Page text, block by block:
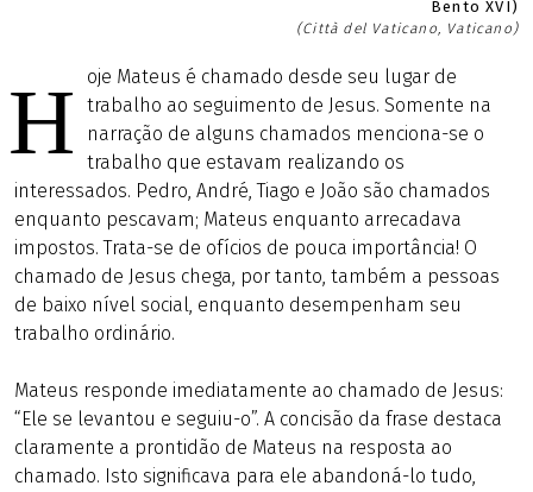
Bento XVI)
(Città del Vaticano, Vaticano)
H
oje Mateus é chamado desde seu lugar de
trabalho ao seguimento de Jesus. Somente na
narração de alguns chamados menciona-se o
trabalho que estavam realizando os
interessados. Pedro, André, Tiago e João são chamados
enquanto pescavam; Mateus enquanto arrecadava
impostos. Trata-se de ofícios de pouca importância! O
chamado de Jesus chega, por tanto, também a pessoas
de baixo nível social, enquanto desempenham seu
trabalho ordinário.
Mateus responde imediatamente ao chamado de Jesus:
“Ele se levantou e seguiu-o”. A concisão da frase destaca
claramente a prontidão de Mateus na resposta ao
chamado. Isto significava para ele abandoná-lo tudo,